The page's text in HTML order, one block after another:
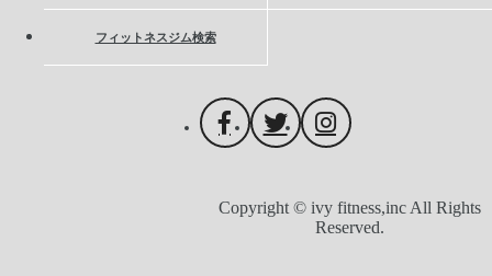
フィットネスジム検索
Copyright © ivy fitness,inc All Rights
Reserved.